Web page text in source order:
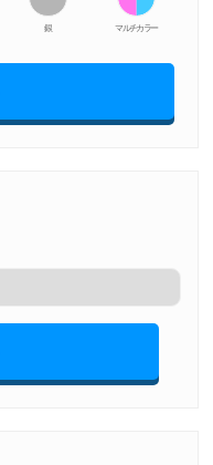
銀 マルチカラー